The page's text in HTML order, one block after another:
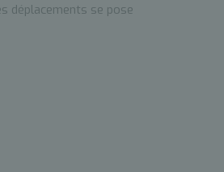
déplacements se pose